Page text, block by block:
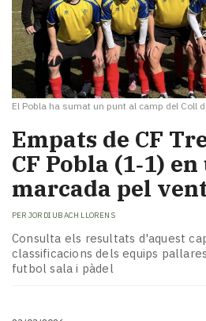
El Pobla ha sumat un punt al camp del Coll
Empats de CF
CF Pobla (1‑1)
marcada pel
PER JORDI UBACH LLORENS
Consulta els resultats d'aquest
classificacions dels equips
futbol sala i pàdel